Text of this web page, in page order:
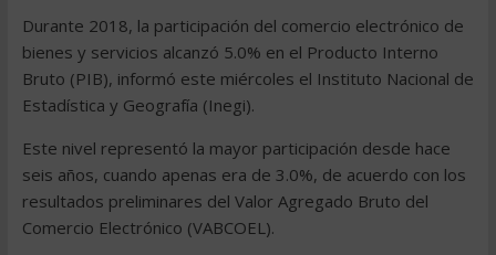
Durante 2018, la participación del comercio electrónico de
bienes y servicios alcanzó 5.0% en el Producto Interno
Bruto (PIB), informó este miércoles el Instituto Nacional de
Estadística y Geografía (Inegi).
Este nivel representó la mayor participación desde hace
seis años, cuando apenas era de 3.0%, de acuerdo con los
resultados preliminares del Valor Agregado Bruto del
Comercio Electrónico (VABCOEL).